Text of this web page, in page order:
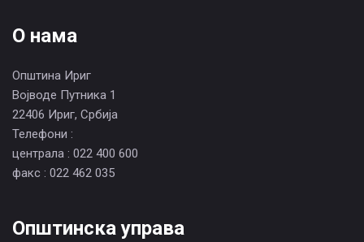
О нама
Општина Ириг
Војводе Путника 1
22406 Ириг, Србија
Телефони :
централа : 022 400 600
факс : 022 462 035
Општинска управа